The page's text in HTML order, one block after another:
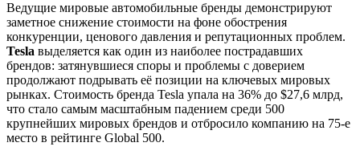
Ведущие мировые автомобильные бренды демонстрируют
заметное снижение стоимости на фоне обострения
конкуренции, ценового давления и репутационных проблем.
Tesla выделяется как один из наиболее пострадавших
брендов: затянувшиеся споры и проблемы с доверием
продолжают подрывать её позиции на ключевых мировых
рынках. Стоимость бренда Tesla упала на 36% до $27,6 млрд,
что стало самым масштабным падением среди 500
крупнейших мировых брендов и отбросило компанию на 75-е
место в рейтинге Global 500.